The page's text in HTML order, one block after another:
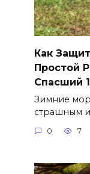
Как
Простой
Спасший
Зимние
страшным
0 7